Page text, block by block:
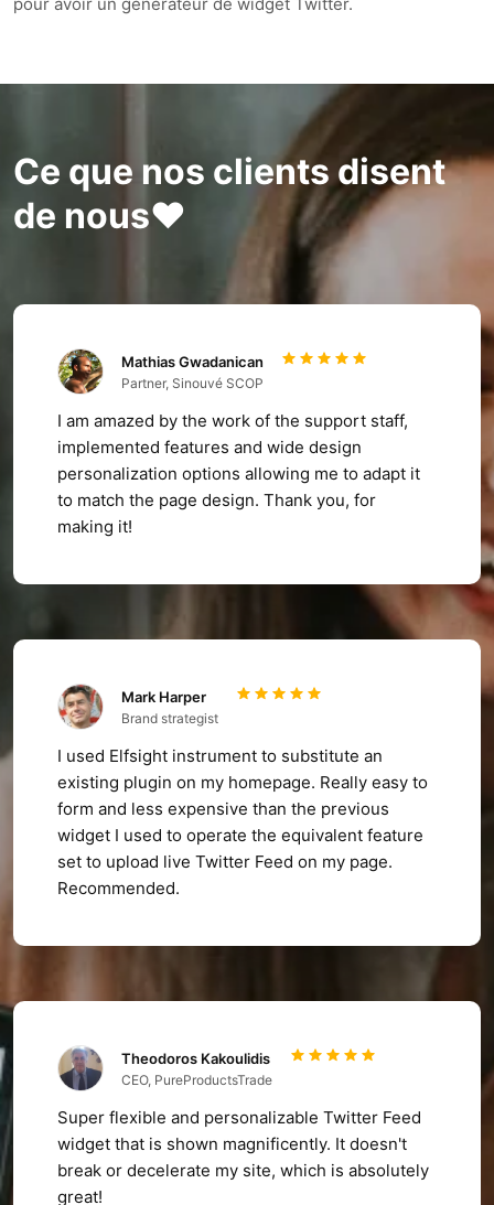
Ce que nos clients disent
de nous❤️
Mathias Gwadanican
Partner, Sinouvé SCOP
I am amazed by the work of the support staff,
implemented features and wide design
personalization options allowing me to adapt it
to match the page design. Thank you, for
making it!
Mark Harper
Brand strategist
I used Elfsight instrument to substitute an
existing plugin on my homepage. Really easy to
form and less expensive than the previous
widget I used to operate the equivalent feature
set to upload live Twitter Feed on my page.
Recommended.
Theodoros Kakoulidis
CEO, PureProductsTrade
Super flexible and personalizable Twitter Feed
widget that is shown magnificently. It doesn't
break or decelerate my site, which is absolutely
great!